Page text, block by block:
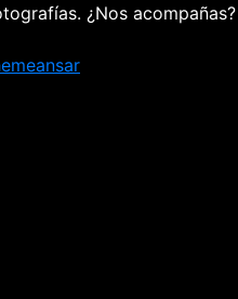
¿Nos acompañas?